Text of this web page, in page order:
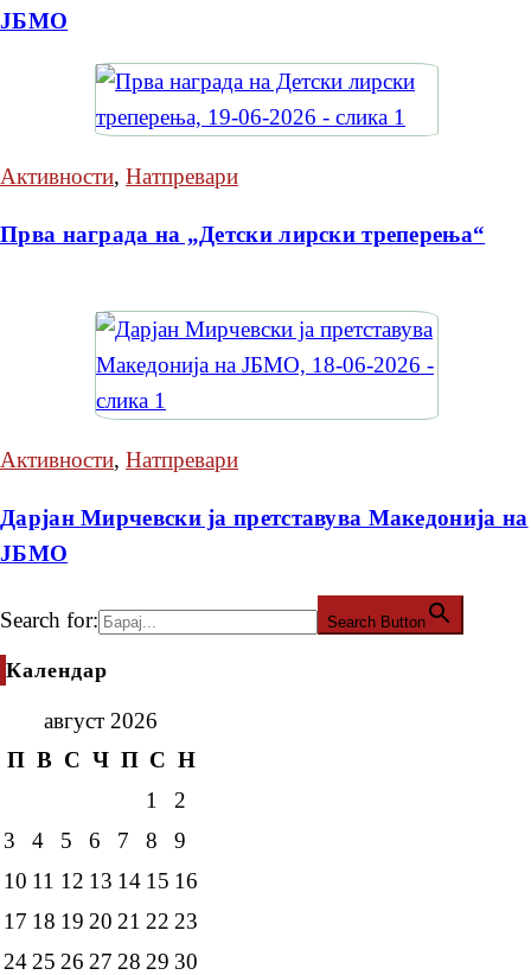
ЈБМО
Активности, Натпревари
Прва награда на „Детски лирски треперења“
Активности, Натпревари
Дарјан Мирчевски ја претставува Македонија на
ЈБМО
Search for: Search Button
Календар
август 2026
П В С Ч П С Н
1
2
3
4 5 6 7 8
9
10 11 12 13 14 15 16
17 18 19 20 21 22 23
24 25 26 27 28 29 30